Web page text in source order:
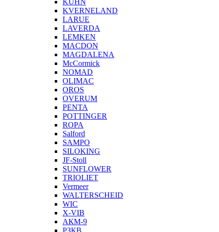
KUHN
KVERNELAND
LARUE
LAVERDA
LEMKEN
MACDON
MAGDALENA
McCormick
NOMAD
OLIMAC
OROS
OVERUM
PENTA
POTTINGER
ROPA
Salford
SAMPO
SILOKING
JF-Stoll
SUNFLOWER
TRIOLIET
Vermeer
WALTERSCHEID
WIC
X-VIB
АКМ-9
РЗКВ